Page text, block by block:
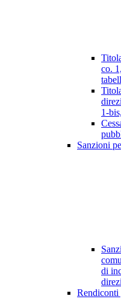
co.
1-
Sanzioni
di